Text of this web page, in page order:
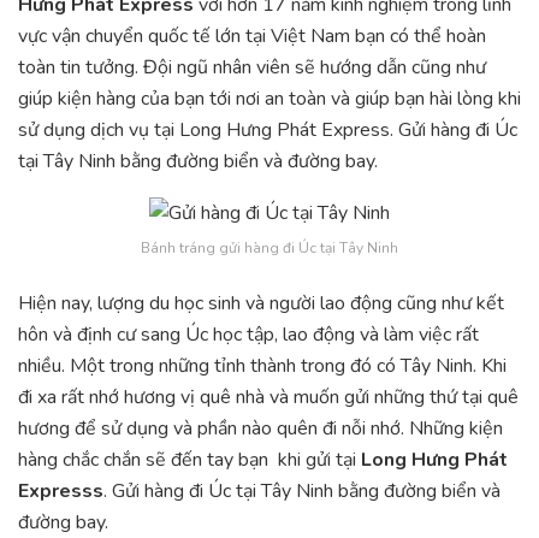
vực vận chuyển quốc tế lớn tại Việt Nam bạn có thể hoàn
toàn tin tưởng. Đội ngũ nhân viên sẽ hướng dẫn cũng như
giúp kiện hàng của bạn tới nơi an toàn và giúp bạn hài lòng khi
sử dụng dịch vụ tại Long Hưng Phát Express. Gửi hàng đi Úc
tại Tây Ninh bằng đường biển và đường bay.
Bánh tráng gửi hàng đi Úc tại Tây Ninh
Hiện nay, lượng du học sinh và người lao động cũng như kết
hôn và định cư sang Úc học tập, lao động và làm việc rất
nhiều. Một trong những tỉnh thành trong đó có Tây Ninh. Khi
đi xa rất nhớ hương vị quê nhà và muốn gửi những thứ tại quê
hương để sử dụng và phần nào quên đi nỗi nhớ. Những kiện
hàng chắc chắn sẽ đến tay bạn khi gửi tại Long Hưng Phát
Expresss. Gửi hàng đi Úc tại Tây Ninh bằng đường biển và
đường bay.